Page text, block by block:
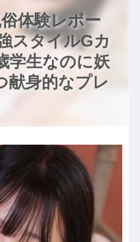
体験レポー
スタイルGカ
学生なのに妖
献身的なプレ